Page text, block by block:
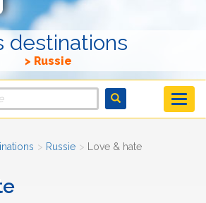
destinations
Russie
Russie Love & hate